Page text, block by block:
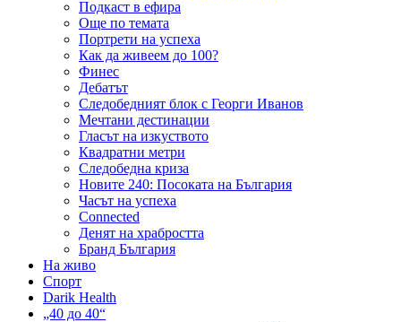
Подкаст в ефира
Още по темата
Портрети на успеха
Как да живеем до 100?
Финес
Дебатът
Следобедният блок с Георги Иванов
Мечтани дестинации
Гласът на изкуството
Квадратни метри
Следобедна криза
Новите 240: Посоката на България
Часът на успеха
Connected
Денят на храбростта
Бранд България
На живо
Спорт
Darik Health
„40 до 40“